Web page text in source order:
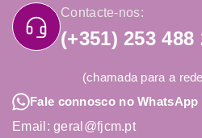
Contacte-nos:
(+351) 253 488
(chamada para a
Fale connosco no WhatsApp
Email: geral@fjcm.pt